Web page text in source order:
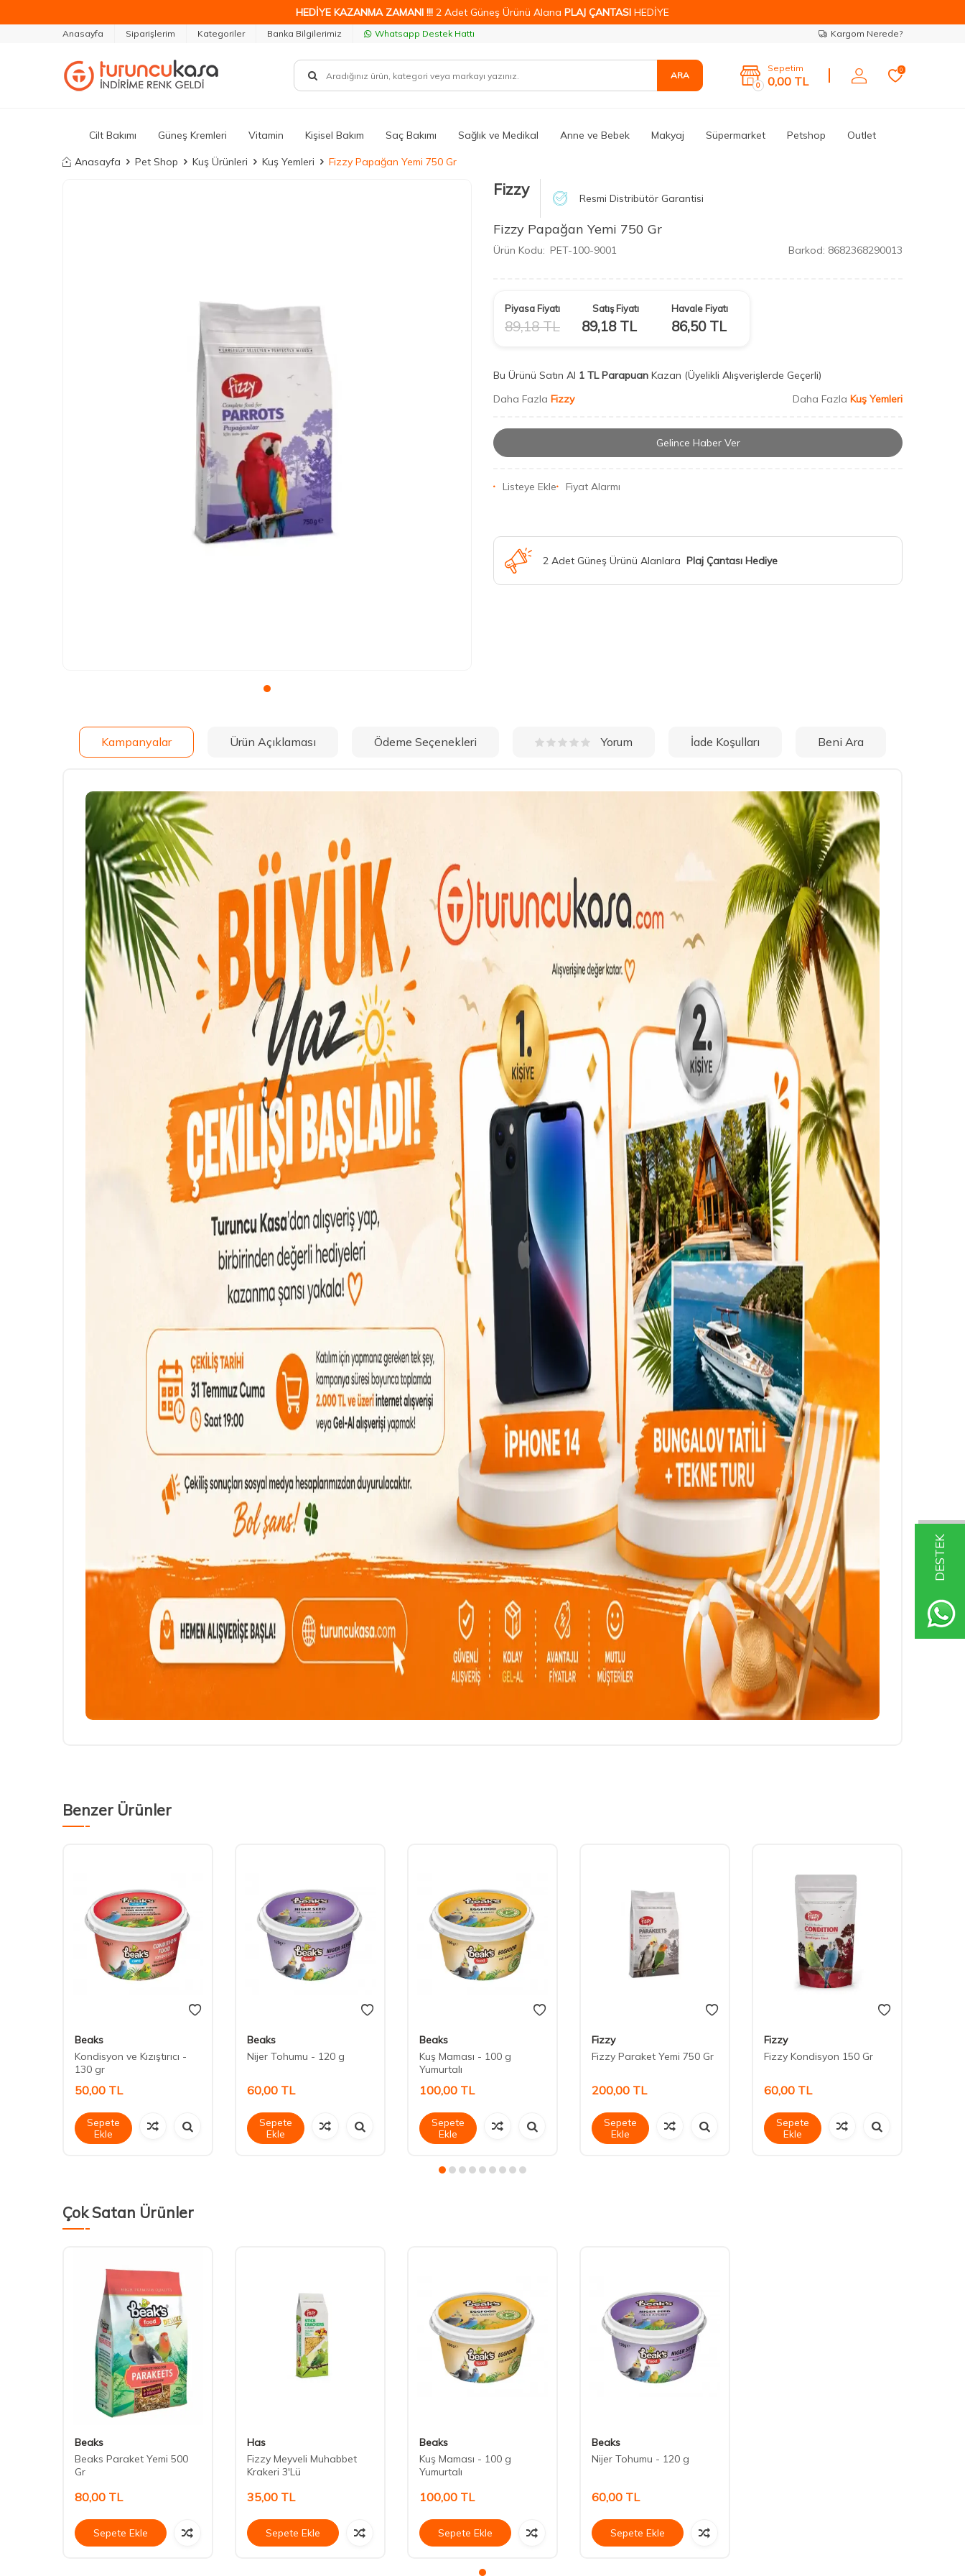
DESTEK
HEDİYE KAZANMA ZAMANI !!! 2 Adet Güneş Ürünü Alana PLAJ ÇANTASI HEDİYE
Anasayfa Siparişlerim Kategoriler Banka Bilgilerimiz Whatsapp Destek Hattı Kargom Nerede?
ARA
0
Sepetim
0,00 TL
0
Cilt Bakımı Güneş Kremleri Vitamin Kişisel Bakım Saç Bakımı Sağlık ve Medikal Anne ve Bebek Makyaj Süpermarket Petshop Outlet
Anasayfa Pet Shop Kuş Ürünleri Kuş Yemleri Fizzy Papağan Yemi 750 Gr
Fizzy Resmi Distribütör Garantisi
Fizzy Papağan Yemi 750 Gr
Ürün Kodu: PET-100-9001 Barkod: 8682368290013
Piyasa Fiyatı
89,18TL
Satış Fiyatı
89,18TL
Havale Fiyatı
86,50TL
Bu Ürünü Satın Al 1 TL Parapuan Kazan (Üyelikli Alışverişlerde Geçerli)
Daha Fazla Fizzy Daha Fazla Kuş Yemleri
Gelince Haber Ver
Listeye Ekle Fiyat Alarmı
2 Adet Güneş Ürünü Alanlara Plaj Çantası Hediye
Kampanyalar Ürün Açıklaması Ödeme Seçenekleri Yorum İade Koşulları Beni Ara
Benzer Ürünler
Beaks
Kondisyon ve Kızıştırıcı -
130 gr
50,00 TL
Sepete
Ekle
Beaks
Nijer Tohumu - 120 g
60,00 TL
Sepete
Ekle
Beaks
Kuş Maması - 100 g
Yumurtalı
100,00 TL
Sepete
Ekle
Fizzy
Fizzy Paraket Yemi 750 Gr
200,00 TL
Sepete
Ekle
Fizzy
Fizzy Kondisyon 150 Gr
60,00 TL
Sepete
Ekle
Çok Satan Ürünler
Beaks
Beaks Paraket Yemi 500
Gr
80,00 TL
Sepete Ekle
Has
Fizzy Meyveli Muhabbet
Krakeri 3'Lü
35,00 TL
Sepete Ekle
Beaks
Kuş Maması - 100 g
Yumurtalı
100,00 TL
Sepete Ekle
Beaks
Nijer Tohumu - 120 g
60,00 TL
Sepete Ekle